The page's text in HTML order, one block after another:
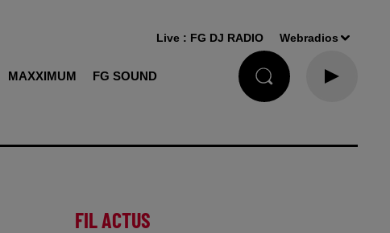
MAXXIMUM FG SOUND
Live : FG DJ RADIO Webradios
FIL ACTUS